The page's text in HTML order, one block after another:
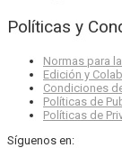
Políticas y
Normas para
Edición y
Condiciones
Políticas de
Políticas de
Síguenos en: